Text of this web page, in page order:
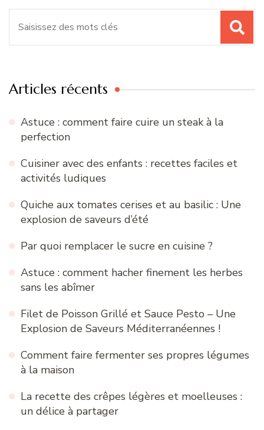
Articles récents
Astuce : comment faire cuire un steak à la
perfection
Cuisiner avec des enfants : recettes faciles et
activités ludiques
Quiche aux tomates cerises et au basilic : Une
explosion de saveurs d’été
Par quoi remplacer le sucre en cuisine ?
Astuce : comment hacher finement les herbes
sans les abîmer
Filet de Poisson Grillé et Sauce Pesto – Une
Explosion de Saveurs Méditerranéennes !
Comment faire fermenter ses propres légumes
à la maison
La recette des crêpes légères et moelleuses :
un délice à partager